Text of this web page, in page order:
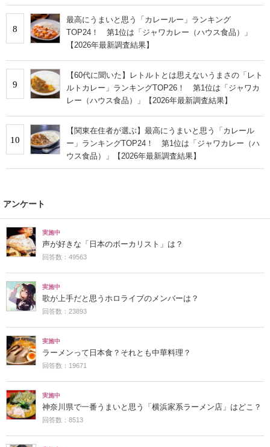
8
最高にうまいと思う「カレールー」ランキング
TOP24！ 第1位は「ジャワカレー（ハウス食品）」
【2026年最新調査結果】
9
【60代に聞いた】レトルトとは思えないうまさの「レト
ルトカレー」ランキングTOP26！ 第1位は「ジャワカ
レー（ハウス食品）」【2026年最新調査結果】
10
【関東在住者が選ぶ】最高にうまいと思う「カレール
ー」ランキングTOP24！ 第1位は「ジャワカレー（ハ
ウス食品）」【2026年最新調査結果】
アンケート
実施中
声が好きな「日本のボーカリスト」は？
回答数：49563
実施中
歌が上手だと思うホロライブのメンバーは？
回答数：23893
実施中
ラーメンって日本食？それとも中華料理？
回答数：19671
実施中
神奈川県で一番うまいと思う「横浜家系ラーメン店」はどこ？
回答数：8513